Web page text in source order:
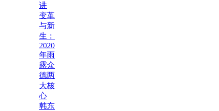
讲
变革
与新
生：
2020
年雨
露众
德两
大核
心
韩东